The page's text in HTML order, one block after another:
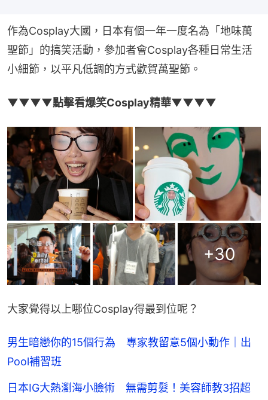
作為Cosplay大國，日本有個一年一度名為「地味萬
聖節」的搞笑活動，參加者會Cosplay各種日常生活
小細節，以平凡低調的方式歡賀萬聖節。
▼▼▼▼點擊看爆笑Cosplay精華▼▼▼▼
+30
大家覺得以上哪位Cosplay得最到位呢？
男生暗戀你的15個行為 專家教留意5個小動作｜出
Pool補習班
日本IG大熱瀏海小臉術 無需剪髮！美容師教3招超